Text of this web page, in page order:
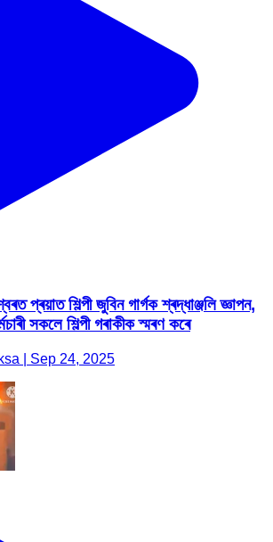
প্ৰয়াত শিল্পী জুবিন গাৰ্গক শ্ৰদ্ধাঞ্জলি জ্ঞাপন,
সকলে শিল্পী গৰাকীক স্মৰণ কৰে
| Sep 24, 2025